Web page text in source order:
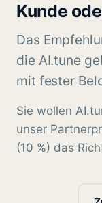
Kunde
Das
die AI.tune
mit fester
Sie wollen
unser
(10 %) das